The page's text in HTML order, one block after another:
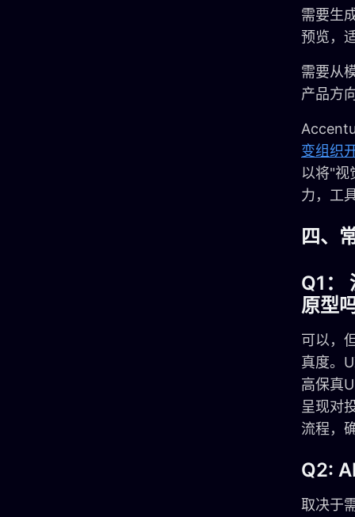
需要生
预览，
需要从
产品方
变组织
以将"
力，工
四、
Q1：
原型
可以，
真度。
高保真
呈现对
流程，
Q2:
取决于